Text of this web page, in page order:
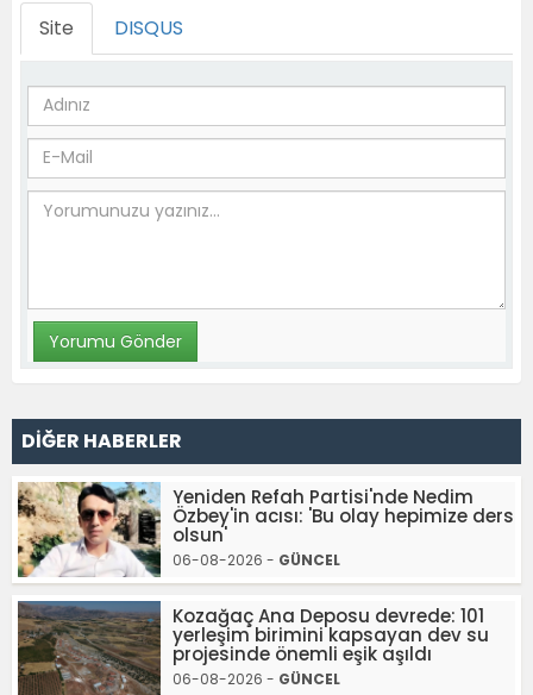
Site DISQUS
DİĞER HABERLER
Yeniden Refah Partisi'nde Nedim
Özbey'in acısı: 'Bu olay hepimize ders
olsun'
06-08-2026 - GÜNCEL
Kozağaç Ana Deposu devrede: 101
yerleşim birimini kapsayan dev su
projesinde önemli eşik aşıldı
06-08-2026 - GÜNCEL